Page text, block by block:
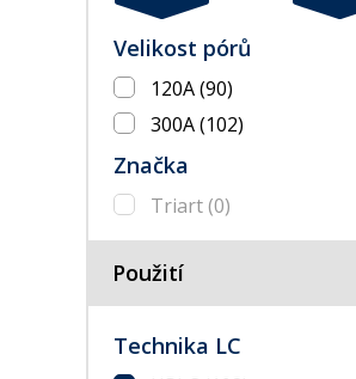
Velikost pórů
120A(90)
300A(102)
Značka
Triart(0)
Použití
Technika LC